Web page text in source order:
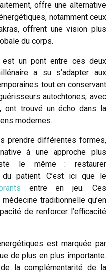
offre une alternative
notamment ceux
offrent une vision plus
du corps.
est un pont entre ces deux
a su s’adapter aux
tout en conservant
autochtones, avec
ont trouvé un écho dans la
modernes.
prendre différentes formes,
à une approche plus
le même : restaurer
du patient. C’est ici que le
entre en jeu. Ces
traditionnelle qu’en
de renforcer l’efficacité
est marquée par
de plus en plus importante.
la complémentarité de la